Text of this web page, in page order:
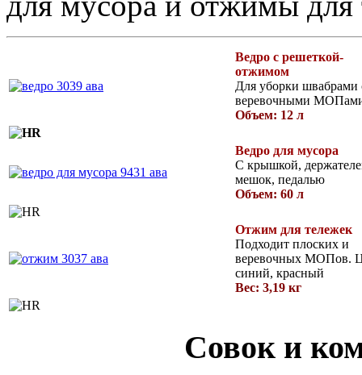
Ведро с решеткой-
отжимом
Для уборки швабрами
веревочными
Объем: 12 л
Ведро для мусора
С крышкой,
мешок, педалью
Объем: 60 л
Отжим для тележек
Подходит плоских и
веревочных МОПов.
синий, красный
Вес: 3,19 кг
Совок и